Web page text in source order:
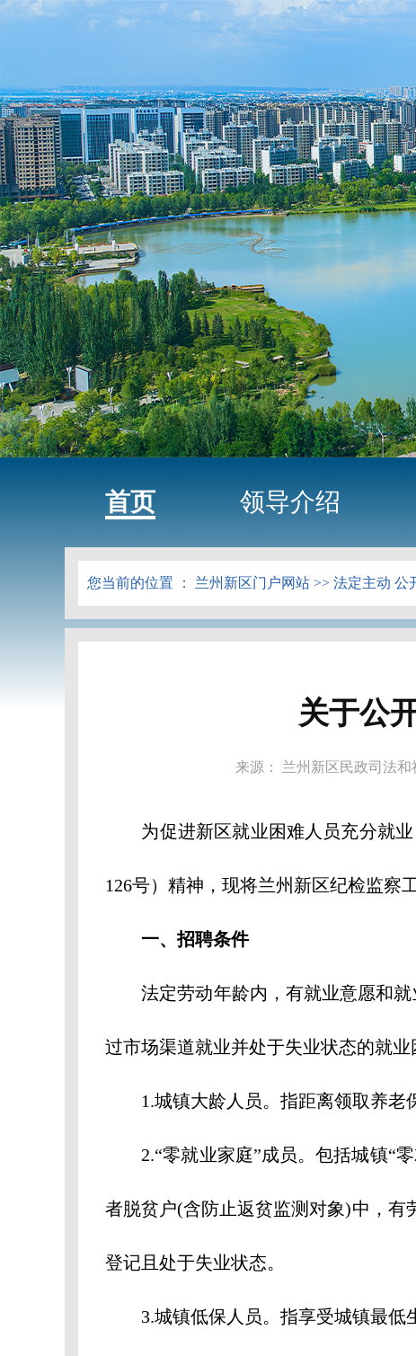
首页 领导介绍
您当前的位置 ： 兰州新区门户网站 >> 法定主动 公
关于公
来源： 兰州新区民政司法和
为促进新区就业困难人员充分就业
126号）精神，现将兰州新区纪检监察
一、招聘条件
法定劳动年龄内，有就业意愿和就
过市场渠道就业并处于失业状态的就业
1.城镇大龄人员。指距离领取养老
2.“零就业家庭”成员。包括城镇“零
者脱贫户(含防止返贫监测对象)中，有
登记且处于失业状态。
3.城镇低保人员。指享受城镇最低